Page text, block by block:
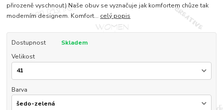
přirozeně vyschnout) Naše obuv se vyznačuje jak komfortem chůze tak
moderním designem. Komfort... celý popis
Dostupnost
Skladem
Velikost
Barva